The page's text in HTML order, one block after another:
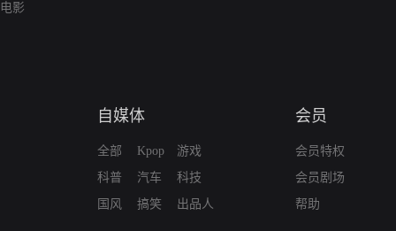
电影
自媒体
全部
科普
国风
Kpop
汽车
搞笑
游戏
科技
出品人
会员
会员特权
会员剧场
帮助